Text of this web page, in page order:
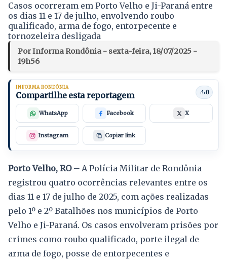
Casos ocorreram em Porto Velho e Ji-Paraná entre
os dias 11 e 17 de julho, envolvendo roubo
qualificado, arma de fogo, entorpecente e
tornozeleira desligada
Por Informa Rondônia - sexta-feira, 18/07/2025 -
19h56
INFORMA RONDÔNIA
Compartilhe esta reportagem 0
WhatsApp Facebook X
Instagram Copiar link
Porto Velho, RO – A Polícia Militar de Rondônia
registrou quatro ocorrências relevantes entre os
dias 11 e 17 de julho de 2025, com ações realizadas
pelo 1º e 2º Batalhões nos municípios de Porto
Velho e Ji-Paraná. Os casos envolveram prisões por
crimes como roubo qualificado, porte ilegal de
arma de fogo, posse de entorpecentes e